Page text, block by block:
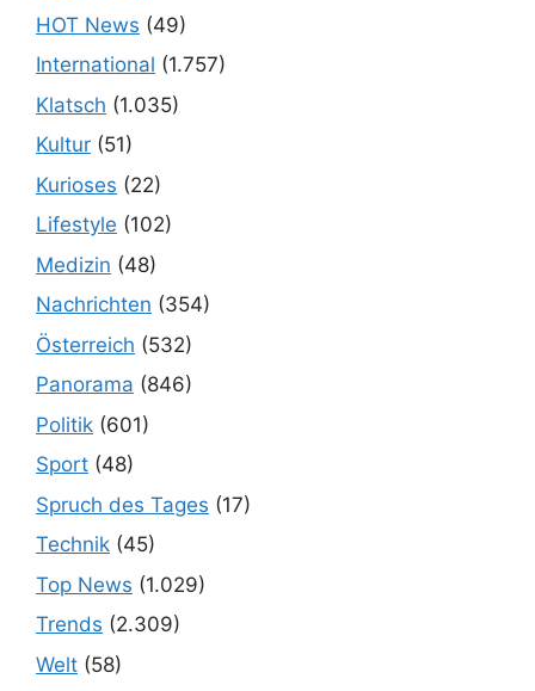
HOT News (49)
International (1.757)
Klatsch (1.035)
Kultur (51)
Kurioses (22)
Lifestyle (102)
Medizin (48)
Nachrichten (354)
Österreich (532)
Panorama (846)
Politik (601)
Sport (48)
Spruch des Tages (17)
Technik (45)
Top News (1.029)
Trends (2.309)
Welt (58)